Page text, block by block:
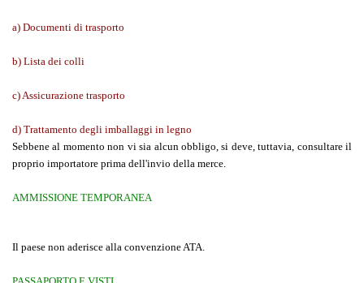
a) Documenti di trasporto
b) Lista dei colli
c) Assicurazione trasporto
d) Trattamento degli imballaggi in legno
Sebbene al momento non vi sia alcun obbligo, si deve, tuttavia, consultare il
proprio importatore prima dell'invio della merce.
AMMISSIONE TEMPORANEA
Il paese non aderisce alla convenzione ATA.